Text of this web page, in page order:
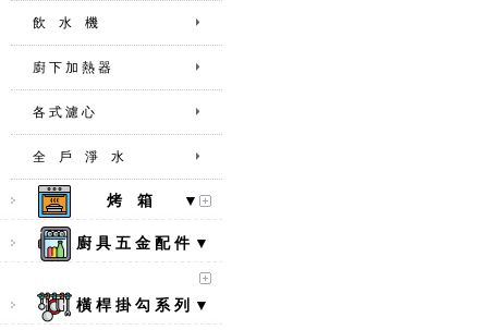
飲 水 機
廚 下 加 熱 器
各 式 濾 心
全 戶 淨 水
烤 箱 ▼
廚 具 五 金 配 件 ▼
橫 桿 掛 勾 系 列 ▼